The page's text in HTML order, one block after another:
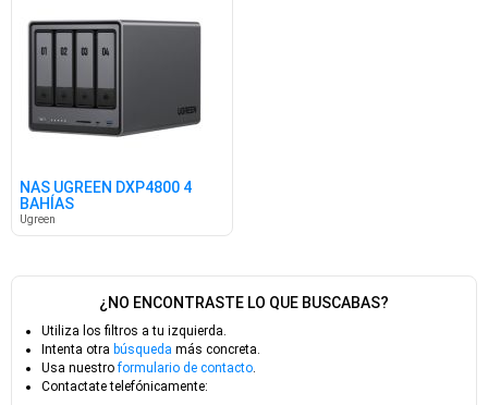
NAS UGREEN DXP4800 4
BAHÍAS
Ugreen
¿NO ENCONTRASTE LO QUE BUSCABAS?
Utiliza los filtros a tu izquierda.
Intenta otra búsqueda más concreta.
Usa nuestroformulario de contacto.
Contactate telefónicamente: